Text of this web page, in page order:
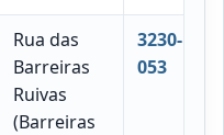
Rua das
Barreiras
Ruivas
(Barreiras
3230-
053